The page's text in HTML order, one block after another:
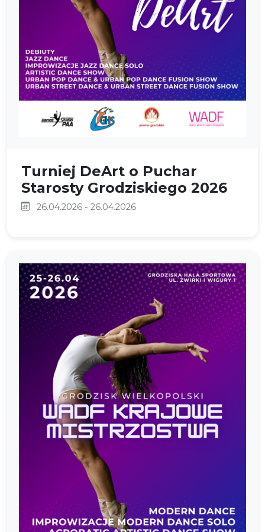
Turniej DeArt o Puchar
Starosty Grodziskiego 2026
26.04.2026 - 26.04.2026